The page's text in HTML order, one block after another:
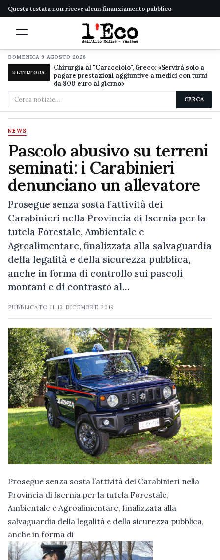
Questa testata non riceve alcun finanziamento pubblico
DOMENICA 9 AGOSTO 2026
ULTIM'ORA
Chirurgia al "Caracciolo", Greco: «Servirà solo a
pagare prestazioni aggiuntive a medici con turni
da 800 euro al giorno»
Cerca
nel
sito
CERCA
NEWS
Pascolo abusivo su terreni
seminati: i Carabinieri
denunciano un allevatore
Prosegue senza sosta l’attività dei
Carabinieri nella Provincia di Isernia per la
tutela Forestale, Ambientale e
Agroalimentare, finalizzata alla salvaguardia
della legalità e della sicurezza pubblica,
anche in forma di controllo sui pascoli
montani e di contrasto al…
PUBBLICATO IL13 DICEMBRE 2019
Prosegue senza sosta l’attività dei Carabinieri nella
Provincia di Isernia per la tutela Forestale,
Ambientale e Agroalimentare, finalizzata alla
salvaguardia della legalità e della sicurezza pubblica,
anche in forma di